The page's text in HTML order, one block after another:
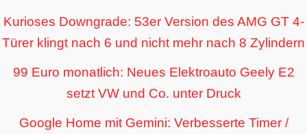
Kurioses Downgrade: 53er Version des AMG GT 4-
Türer klingt nach 6 und nicht mehr nach 8 Zylindern
99 Euro monatlich: Neues Elektroauto Geely E2
setzt VW und Co. unter Druck
Google Home mit Gemini: Verbesserte Timer /